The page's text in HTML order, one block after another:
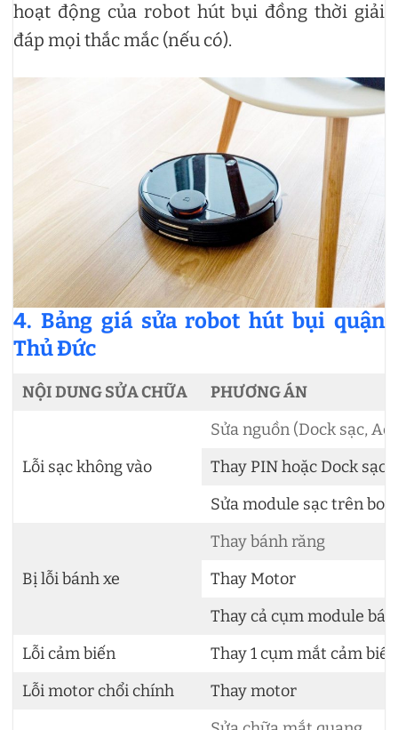
hoạt động của robot hút bụi đồng thời giải
đáp mọi thắc mắc (nếu có).
4. Bảng giá sửa robot hút bụi quận
Thủ Đức
NỘI DUNG SỬA CHỮA PHƯƠNG ÁN
Lỗi sạc không vào
Sửa nguồn (Dock sạc,
Thay PIN hoặc Dock sạc
Sửa module sạc trên
Bị lỗi bánh xe
Thay bánh răng
Thay Motor
Thay cả cụm module
Lỗi cảm biến
Thay 1 cụm mắt cảm biến
Lỗi motor chổi chính
Thay motor